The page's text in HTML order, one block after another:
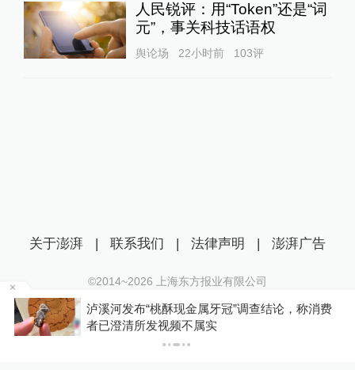
人民锐评：用“Token”还是“词
元”，事关科技话语权
舆论场 22小时前 103评
泸溪河发布“桃酥现金属牙冠”调查结论，称消费
者已澄清所发视频不属实
关于澎湃 | 联系我们 | 法律声明 | 澎湃广告
©2014~2026 上海东方报业有限公司
沪ICP证：沪B2-20170116 | 沪ICP备14003370号
互联网新闻信息服务许可证：31120170006
沪公网安备 31010602000299号